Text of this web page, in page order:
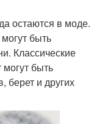
остаются в моде.
быть
Классические
быть
берет и других